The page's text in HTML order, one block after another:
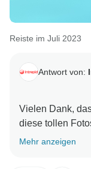
Reiste im Juli 2023
Antwort von:
Vielen Dank,
diese tollen
sprechen für
Mehr anzeigen